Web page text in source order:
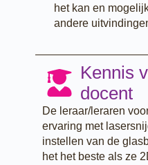
het kan en
andere
Kennis
docent
De leraar/leraren
ervaring met
instellen van de
het het beste als ze